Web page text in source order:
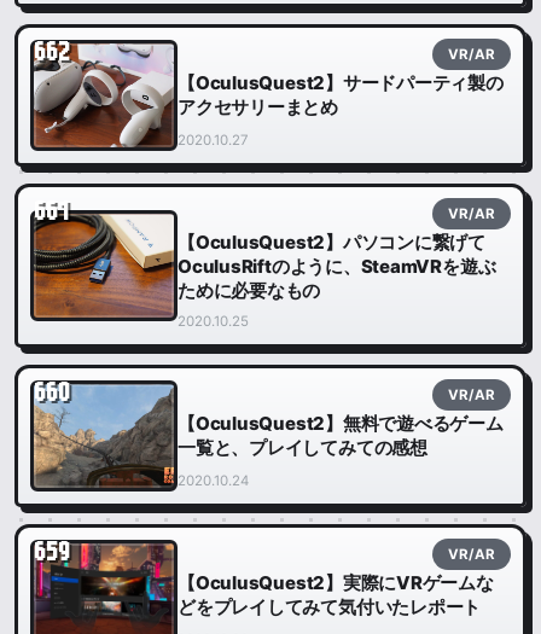
662 VR/AR
【OculusQuest2】サードパーティ製の
アクセサリーまとめ
2020.10.27
661 VR/AR
【OculusQuest2】パソコンに繋げて
OculusRiftのように、SteamVRを遊ぶ
ために必要なもの
2020.10.25
660 VR/AR
【OculusQuest2】無料で遊べるゲーム
一覧と、プレイしてみての感想
2020.10.24
659 VR/AR
【OculusQuest2】実際にVRゲームな
どをプレイしてみて気付いたレポート